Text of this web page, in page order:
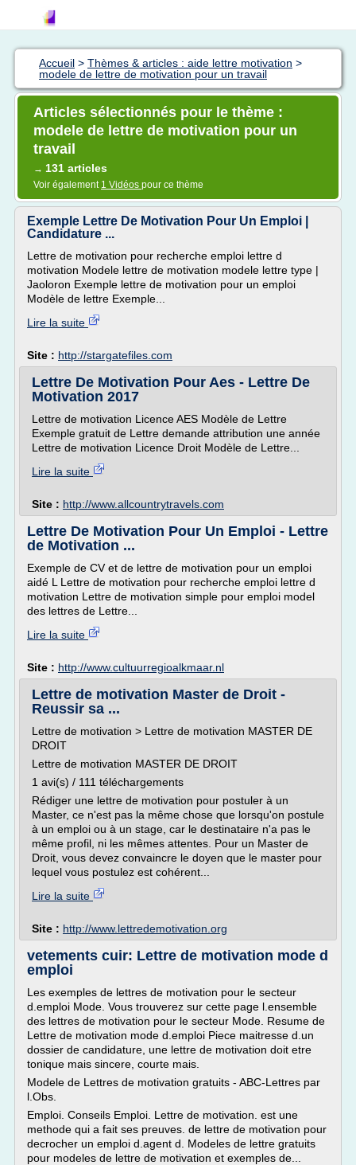
Accueil > Thèmes & articles : aide lettre motivation >
modele de lettre de motivation pour un travail
Articles sélectionnés pour le thème :
modele de lettre de motivation pour un
travail
→ 131 articles
Voir également 1 Vidéos pour ce thème
Exemple Lettre De Motivation Pour Un Emploi |
Candidature ...
Lettre de motivation pour recherche emploi lettre d
motivation Modele lettre de motivation modele lettre type |
Jaoloron Exemple lettre de motivation pour un emploi
Modèle de lettre Exemple...
Lire la suite
Site : http://stargatefiles.com
Lettre De Motivation Pour Aes - Lettre De
Motivation 2017
Lettre de motivation Licence AES Modèle de Lettre
Exemple gratuit de Lettre demande attribution une année
Lettre de motivation Licence Droit Modèle de Lettre...
Lire la suite
Site : http://www.allcountrytravels.com
Lettre De Motivation Pour Un Emploi - Lettre
de Motivation ...
Exemple de CV et de lettre de motivation pour un emploi
aidé L Lettre de motivation pour recherche emploi lettre d
motivation Lettre de motivation simple pour emploi model
des lettres de Lettre...
Lire la suite
Site : http://www.cultuurregioalkmaar.nl
Lettre de motivation Master de Droit -
Reussir sa ...
Lettre de motivation > Lettre de motivation MASTER DE
DROIT
Lettre de motivation MASTER DE DROIT
1 avi(s) / 111 téléchargements
Rédiger une lettre de motivation pour postuler à un
Master, ce n'est pas la même chose que lorsqu'on postule
à un emploi ou à un stage, car le destinataire n'a pas le
même profil, ni les mêmes attentes. Pour un Master de
Droit, vous devez convaincre le doyen que le master pour
lequel vous postulez est cohérent...
Lire la suite
Site : http://www.lettredemotivation.org
vetements cuir: Lettre de motivation mode d
emploi
Les exemples de lettres de motivation pour le secteur
d.emploi Mode. Vous trouverez sur cette page l.ensemble
des lettres de motivation pour le secteur Mode. Resume de
Lettre de motivation mode d.emploi Piece maitresse d.un
dossier de candidature, une lettre de motivation doit etre
tonique mais sincere, courte mais.
Modele de Lettres de motivation gratuits - ABC-Lettres par
l.Obs.
Emploi. Conseils Emploi. Lettre de motivation. est une
methode qui a fait ses preuves. de lettre de motivation pour
decrocher un emploi d.agent d. Modeles de lettre gratuits
pour modeles de lettre de motivation et exemples de...